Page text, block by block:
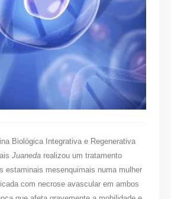
Biológica Integrativa e Regenerativa
Juaneda realizou um tratamento
estaminais mesenquimais numa mulher
com necrose avascular em ambos